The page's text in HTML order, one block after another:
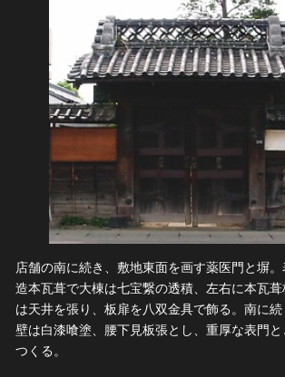
店舗の南に続き、敷地東面を画す薬医門と塀
造本瓦葺で大棟は七宝繋の透積、左右に本瓦
は天井を張り、板扉を八双金具で飾る。南に
壁は白漆喰塗、腰下見板張とし、重厚な表門
つくる。